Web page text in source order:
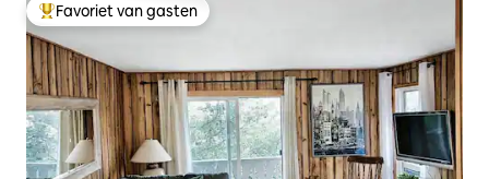
Topfavoriet van gasten
Favoriet van gasten